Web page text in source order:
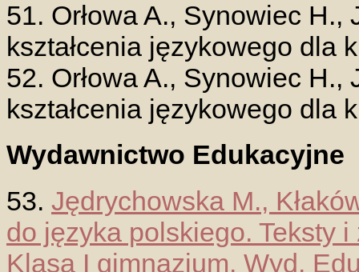
51. Orłowa A., Synowiec
kształcenia językowego dla
52. Orłowa A., Synowiec
kształcenia językowego dla
Wydawnictwo Edukacyjne
53. Jędrychowska M.,
do języka polskiego. Teksty
Klasa I gimnazjum. Wyd.